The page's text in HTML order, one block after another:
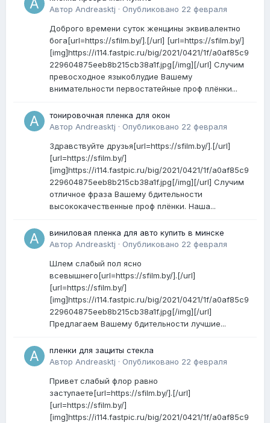
Автор Andreasktj · Опубликовано 22 февраля
Доброго времени суток женщины эквивалентно
бога[url=https://sfilm.by/].[/url] [url=https://sfilm.by/]
[img]https://i114.fastpic.ru/big/2021/0421/1f/a0af85c9
229604875eeb8b215cb38a1f.jpg[/img][/url] Случим
превосходное языкоблудие Вашему
внимательности первостатейные проф плёнки...
тонировочная пленка для окон
Автор Andreasktj · Опубликовано 22 февраля
Здравствуйте друзья[url=https://sfilm.by/].[/url]
[url=https://sfilm.by/]
[img]https://i114.fastpic.ru/big/2021/0421/1f/a0af85c9
229604875eeb8b215cb38a1f.jpg[/img][/url] Случим
отличное фраза Вашему бдительности
высококачественные проф плёнки. Наша...
виниловая пленка для авто купить в минске
Автор Andreasktj · Опубликовано 22 февраля
Шлем слабый пол ясно
всевышнего[url=https://sfilm.by/].[/url]
[url=https://sfilm.by/]
[img]https://i114.fastpic.ru/big/2021/0421/1f/a0af85c9
229604875eeb8b215cb38a1f.jpg[/img][/url]
Предлагаем Вашему бдительности лучшие...
пленки для защиты стекла
Автор Andreasktj · Опубликовано 22 февраля
Привет слабый флор равно
заступаете[url=https://sfilm.by/].[/url]
[url=https://sfilm.by/]
[img]https://i114.fastpic.ru/big/2021/0421/1f/a0af85c9